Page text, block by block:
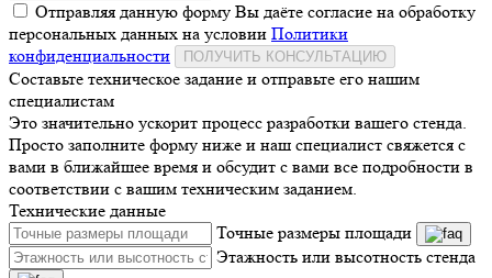
Отправляя данную форму Вы даёте согласие на обработку
персональных данных на условии Политики
конфиденциальности
ПОЛУЧИТЬ КОНСУЛЬТАЦИЮ
Составьте техническое задание и отправьте его нашим
специалистам
Это значительно ускорит процесс разработки вашего стенда.
Просто заполните форму ниже и наш специалист свяжется с
вами в ближайшее время и обсудит с вами все подробности в
соответствии с вашим техническим заданием.
Технические данные
Точные размеры площади
Этажность или высотность стенда